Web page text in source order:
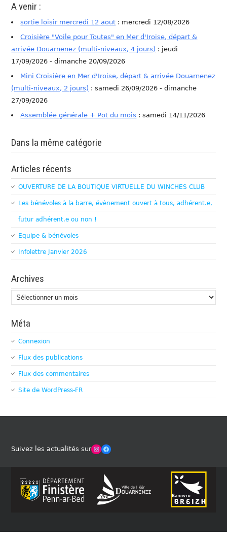
A venir :
sortie loisir mercredi 12 aout : mercredi 12/08/2026
Croisière "Voile pour Toutes" en Mer d'Iroise, départ &
arrivée Douarnenez (multi-niveaux, 4 jours) : jeudi
17/09/2026 - dimanche 20/09/2026
Mini Croisière en Mer d'Iroise, départ & arrivée Douarnenez
(multi-niveaux, 2 jours) : samedi 26/09/2026 - dimanche
27/09/2026
Assemblée générale + Pot du mois : samedi 14/11/2026
Dans la même catégorie
Articles récents
OUVERTURE DE LA BOUTIQUE VIRTUELLE DU WINCHES CLUB
Les bénévoles à la barre, évènement ouvert à tous, adhérent.e,
futur adhérent.e ou non !
Equipe & bénévoles
Infolettre Janvier 2026
Archives
Archives
Méta
Connexion
Flux des publications
Flux des commentaires
Site de WordPress-FR
Suivez les actualités surWinches Club OfficielFacebook